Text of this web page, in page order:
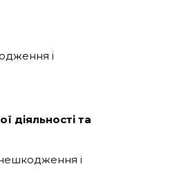
і
діяльності та
і